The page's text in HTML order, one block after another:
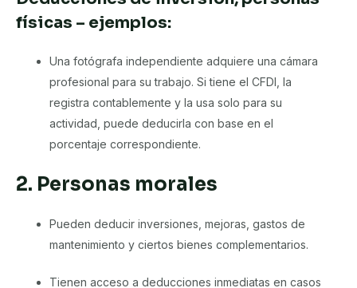
físicas – ejemplos:
Una fotógrafa independiente adquiere una cámara
profesional para su trabajo. Si tiene el CFDI, la
registra contablemente y la usa solo para su
actividad, puede deducirla con base en el
porcentaje correspondiente.
2. Personas morales
Pueden deducir inversiones, mejoras, gastos de
mantenimiento y ciertos bienes complementarios.
Tienen acceso a deducciones inmediatas en casos